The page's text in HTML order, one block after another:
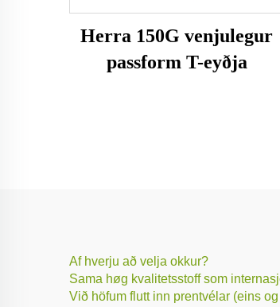
Herra 150G venjulegur
passform T-eyðja
Af hverju að velja okkur?
Sama høg kvalitetsstoff som
Við höfum flutt inn prentvélar (eins